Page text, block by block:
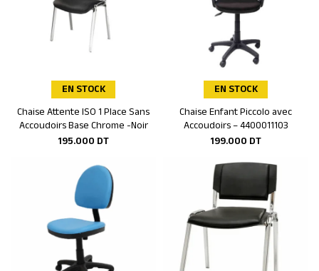
EN STOCK
Ajouter au panier
Chaise Attente ISO 1 Place Sans
Accoudoirs Base Chrome -Noir
195.000 DT
EN STOCK
Ajouter au panier
Chaise Enfant Piccolo avec
Accoudoirs – 4400011103
199.000 DT